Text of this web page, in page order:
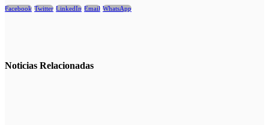
Facebook Twitter LinkedIn Email WhatsApp
Noticias Relacionadas